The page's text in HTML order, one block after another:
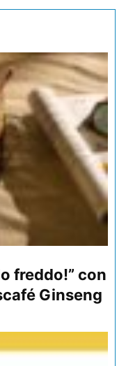
freddo!” con
Ginseng